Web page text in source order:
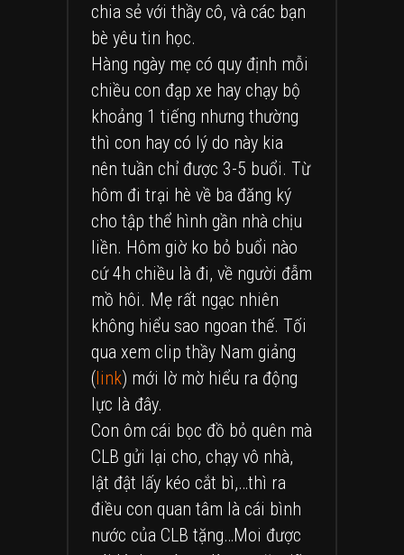
chia sẻ với thầy cô, và các bạn
bè yêu tin học.
Hàng ngày mẹ có quy định mỗi
chiều con đạp xe hay chạy bộ
khoảng 1 tiếng nhưng thường
thì con hay có lý do này kia
nên tuần chỉ được 3-5 buổi. Từ
hôm đi trại hè về ba đăng ký
cho tập thể hình gần nhà chịu
liền. Hôm giờ ko bỏ buổi nào
cứ 4h chiều là đi, về người đẫm
mồ hôi. Mẹ rất ngạc nhiên
không hiểu sao ngoan thế. Tối
qua xem clip thầy Nam giảng
(link) mới lờ mờ hiểu ra động
lực là đây.
Con ôm cái bọc đồ bỏ quên mà
CLB gửi lại cho, chạy vô nhà,
lật đật lấy kéo cắt bì,…thì ra
điều con quan tâm là cái bình
nước của CLB tặng…Moi được